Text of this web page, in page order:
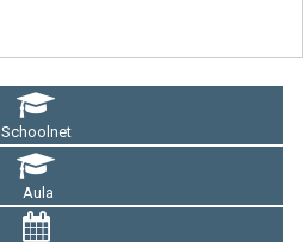
Schoolnet
Aula